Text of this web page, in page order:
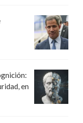
en